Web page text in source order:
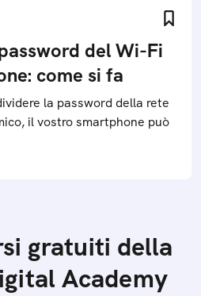
del Wi-Fi
come si fa
la password della rete
il vostro smartphone può
gratuiti della
Academy